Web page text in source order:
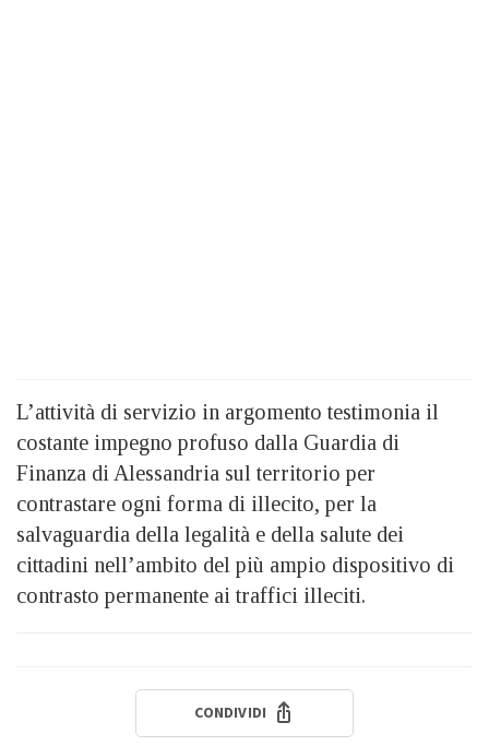
L’attività di servizio in argomento testimonia il
costante impegno profuso dalla Guardia di
Finanza di Alessandria sul territorio per
contrastare ogni forma di illecito, per la
salvaguardia della legalità e della salute dei
cittadini nell’ambito del più ampio dispositivo di
contrasto permanente ai traffici illeciti.
CONDIVIDI